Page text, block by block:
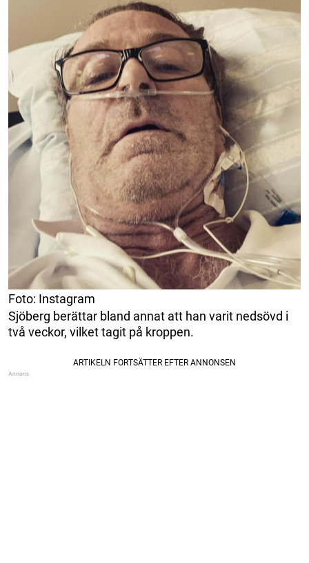
Foto: Instagram
Sjöberg berättar bland annat att han varit nedsövd i
två veckor, vilket tagit på kroppen.